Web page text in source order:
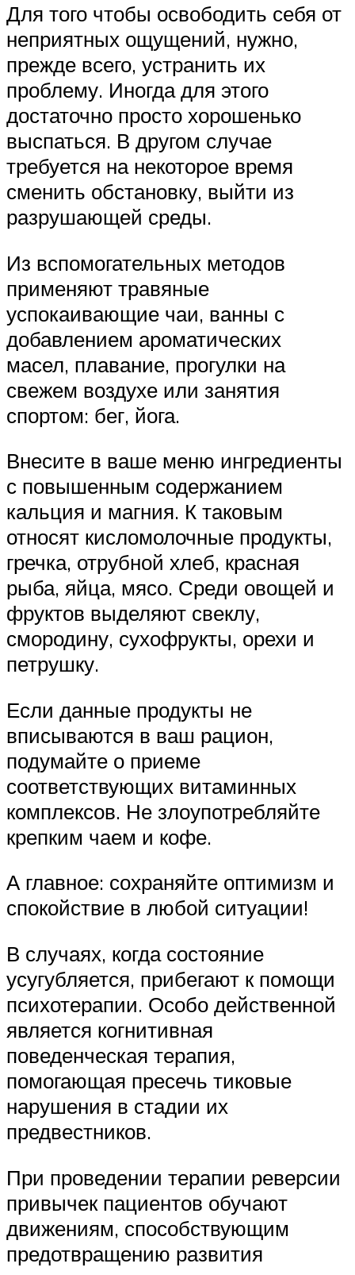
Для того чтобы освободить себя от
неприятных ощущений, нужно,
прежде всего, устранить их
проблему. Иногда для этого
достаточно просто хорошенько
выспаться. В другом случае
требуется на некоторое время
сменить обстановку, выйти из
разрушающей среды.
Из вспомогательных методов
применяют травяные
успокаивающие чаи, ванны с
добавлением ароматических
масел, плавание, прогулки на
свежем воздухе или занятия
спортом: бег, йога.
Внесите в ваше меню ингредиенты
с повышенным содержанием
кальция и магния. К таковым
относят кисломолочные продукты,
гречка, отрубной хлеб, красная
рыба, яйца, мясо. Среди овощей и
фруктов выделяют свеклу,
смородину, сухофрукты, орехи и
петрушку.
Если данные продукты не
вписываются в ваш рацион,
подумайте о приеме
соответствующих витаминных
комплексов. Не злоупотребляйте
крепким чаем и кофе.
А главное: сохраняйте оптимизм и
спокойствие в любой ситуации!
В случаях, когда состояние
усугубляется, прибегают к помощи
психотерапии. Особо действенной
является когнитивная
поведенческая терапия,
помогающая пресечь тиковые
нарушения в стадии их
предвестников.
При проведении терапии реверсии
привычек пациентов обучают
движениям, способствующим
предотвращению развития